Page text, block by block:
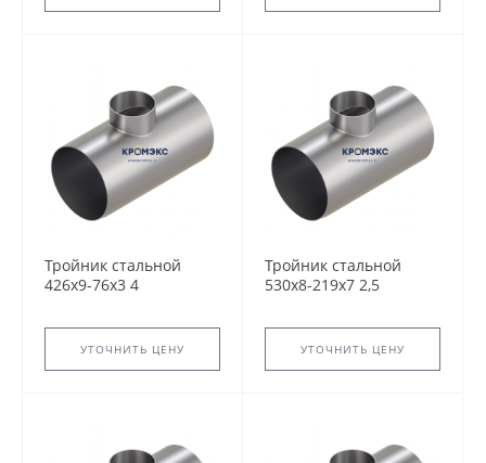
Тройник стальной
426x9-76х3 4
5.903-13 переходный
сварнойУТОЧНИТЬ ЦЕНУ
Тройник стальной
530x8-219х7 2,5
5.903-13 переходный
сварнойУТОЧНИТЬ ЦЕНУ